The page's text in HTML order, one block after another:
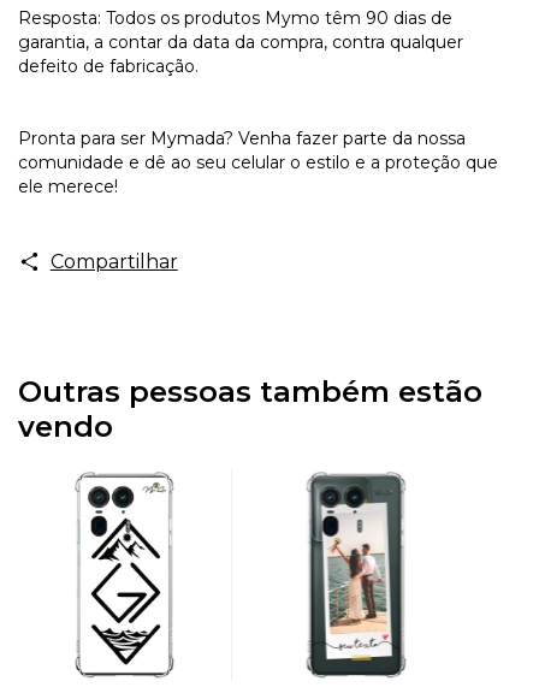
Resposta: Todos os produtos Mymo têm 90 dias de
garantia, a contar da data da compra, contra qualquer
defeito de fabricação.
Pronta para ser Mymada? Venha fazer parte da nossa
comunidade e dê ao seu celular o estilo e a proteção que
ele merece!
Compartilhar
Outras pessoas também estão
vendo